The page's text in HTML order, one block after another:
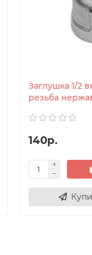
Заглушка 1/2
резьба
140р.